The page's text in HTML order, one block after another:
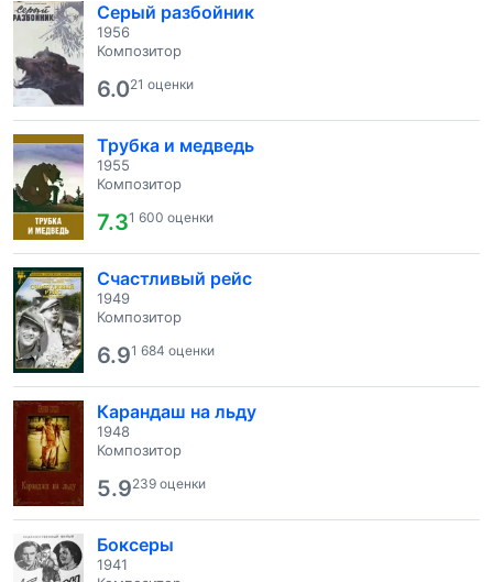
Серый разбойник
1956
Композитор
6.021 оценки
Трубка и медведь
1955
Композитор
7.31 600 оценки
Счастливый рейс
1949
Композитор
6.91 684 оценки
Карандаш на льду
1948
Композитор
5.9239 оценки
Боксеры
1941